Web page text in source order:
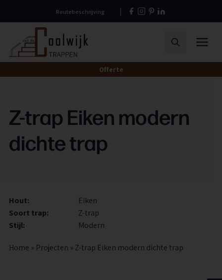
Routebeschrijving
Zoeken
Offerte
Menu
Z-trap Eiken modern
dichte trap
Hout:
Eiken
Soort trap:
Z-trap
Stijl:
Modern
Home » Projecten » Z-trap Eiken modern dichte trap